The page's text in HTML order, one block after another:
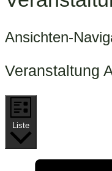
Ansichten-
Veranstaltung
Liste